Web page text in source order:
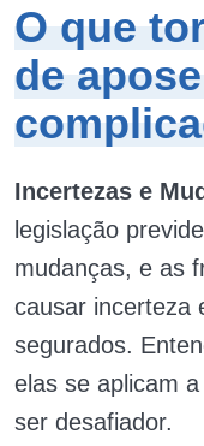
O que
de
Incertezas e
legislação
mudanças, e as
causar incerteza
segurados.
elas se aplicam
ser desafiador.